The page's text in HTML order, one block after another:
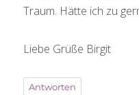
Traum. Hätte ich zu
Liebe Grüße Birgit
Antworten